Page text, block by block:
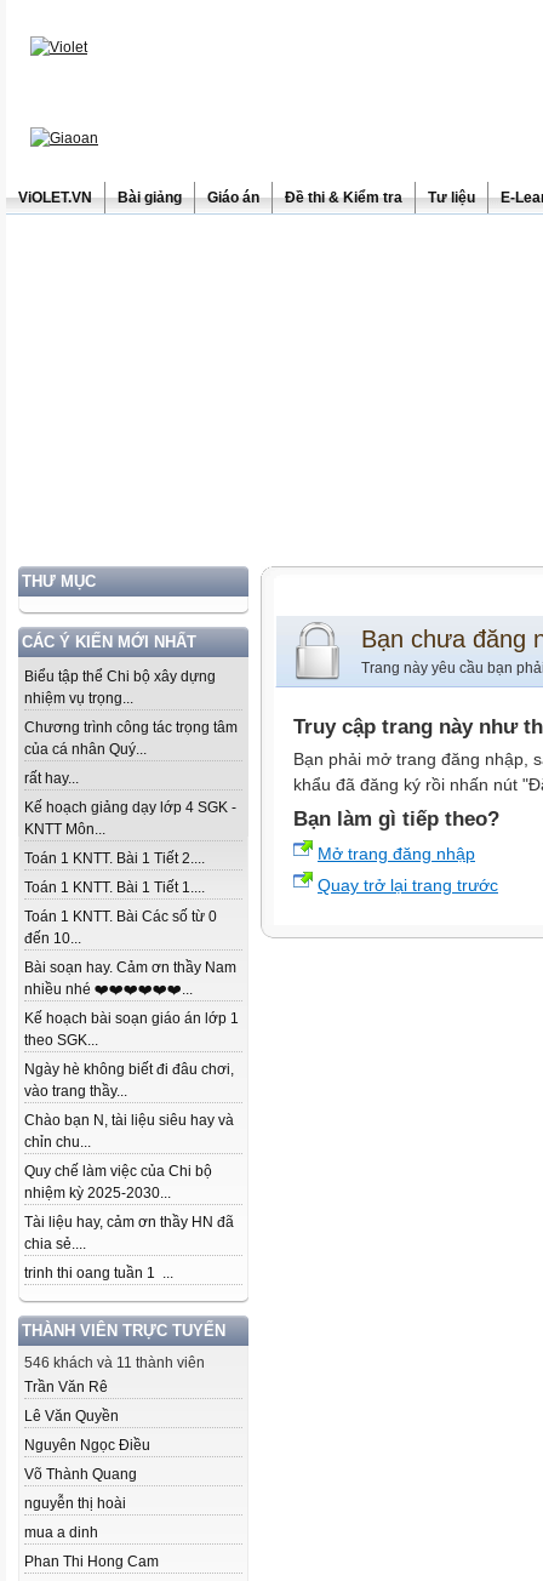
ViOLET.VN Bài giảng Giáo án Đề thi & Kiểm tra Tư liệu E-
THƯ MỤC
CÁC Ý KIẾN MỚI NHẤT
Biểu tập thể Chi bộ xây dựng
nhiệm vụ trọng...
Chương trình công tác trọng tâm
của cá nhân Quý...
rất hay...
Kế hoạch giảng dạy lớp 4 SGK -
KNTT Môn...
Toán 1 KNTT. Bài 1 Tiết 2....
Toán 1 KNTT. Bài 1 Tiết 1....
Toán 1 KNTT. Bài Các số từ 0
đến 10...
Bài soạn hay. Cảm ơn thầy Nam
nhiều nhé ❤️❤️❤️❤️❤️❤️...
Kế hoạch bài soạn giáo án lớp 1
theo SGK...
Ngày hè không biết đi đâu chơi,
vào trang thầy...
Chào bạn N, tài liệu siêu hay và
chỉn chu...
Quy chế làm việc của Chi bộ
nhiệm kỳ 2025-2030...
Tài liệu hay, cảm ơn thầy HN đã
chia sẻ....
trinh thi oang tuần 1 ...
THÀNH VIÊN TRỰC TUYẾN
546 khách và 11 thành viên
Trần Văn Rê
Lê Văn Quyền
Nguyên Ngọc Điều
Võ Thành Quang
nguyễn thị hoài
mua a dinh
Phan Thi Hong Cam
Bạn chưa đăng
Trang này yêu cầu bạn
Truy cập trang này như
Bạn phải mở trang đăng nhập,
khẩu đã đăng ký rồi nhấn nút
Bạn làm gì tiếp theo?
Mở trang đăng nhập
Quay trở lại trang trước